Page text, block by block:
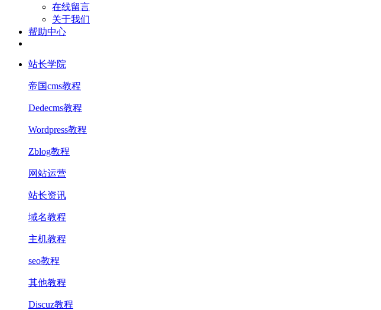
在线留言
关于我们
帮助中心
站长学院
帝国cms教程
Dedecms教程
Wordpress教程
Zblog教程
网站运营
站长资讯
域名教程
主机教程
seo教程
其他教程
Discuz教程